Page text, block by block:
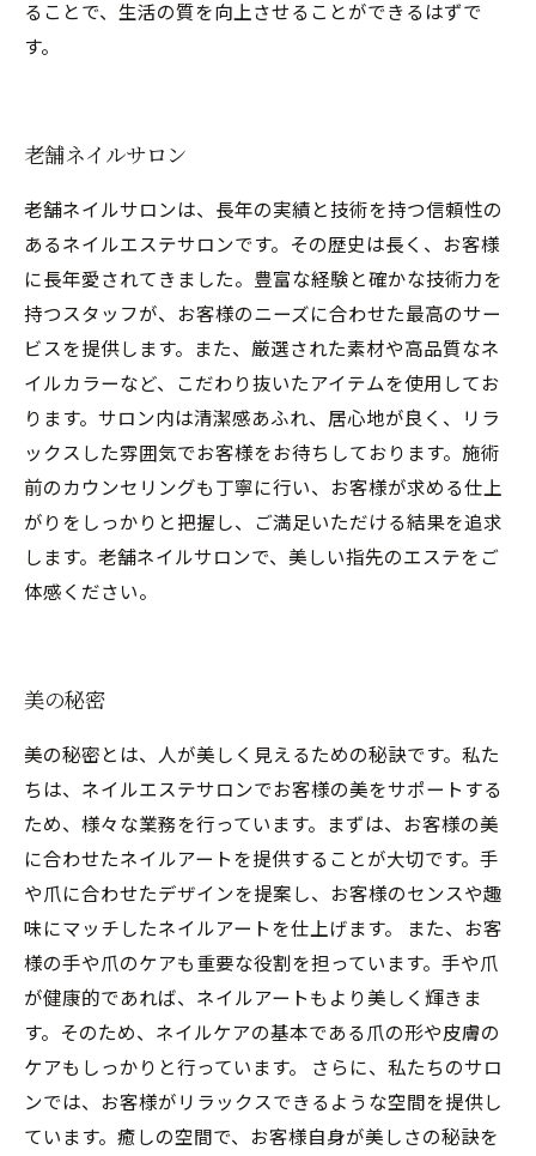
ることで、生活の質を向上させることができるはずで
す。
老舗ネイルサロン
老舗ネイルサロンは、長年の実績と技術を持つ信頼性の
あるネイルエステサロンです。その歴史は長く、お客様
に長年愛されてきました。豊富な経験と確かな技術力を
持つスタッフが、お客様のニーズに合わせた最高のサー
ビスを提供します。また、厳選された素材や高品質なネ
イルカラーなど、こだわり抜いたアイテムを使用してお
ります。サロン内は清潔感あふれ、居心地が良く、リラ
ックスした雰囲気でお客様をお待ちしております。施術
前のカウンセリングも丁寧に行い、お客様が求める仕上
がりをしっかりと把握し、ご満足いただける結果を追求
します。老舗ネイルサロンで、美しい指先のエステをご
体感ください。
美の秘密
美の秘密とは、人が美しく見えるための秘訣です。私た
ちは、ネイルエステサロンでお客様の美をサポートする
ため、様々な業務を行っています。まずは、お客様の美
に合わせたネイルアートを提供することが大切です。手
や爪に合わせたデザインを提案し、お客様のセンスや趣
味にマッチしたネイルアートを仕上げます。 また、お客
様の手や爪のケアも重要な役割を担っています。手や爪
が健康的であれば、ネイルアートもより美しく輝きま
す。そのため、ネイルケアの基本である爪の形や皮膚の
ケアもしっかりと行っています。 さらに、私たちのサロ
ンでは、お客様がリラックスできるような空間を提供し
ています。癒しの空間で、お客様自身が美しさの秘訣を